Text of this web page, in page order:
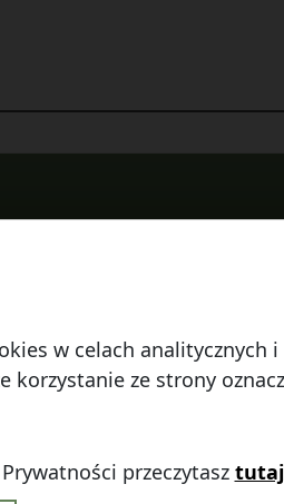
w celach analitycznych
korzystanie ze strony
przeczytasz tutaj